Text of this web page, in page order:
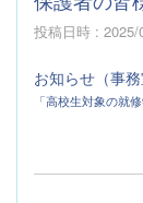
投稿日時 : 2025/
お知らせ（事務
「高校生対象の就